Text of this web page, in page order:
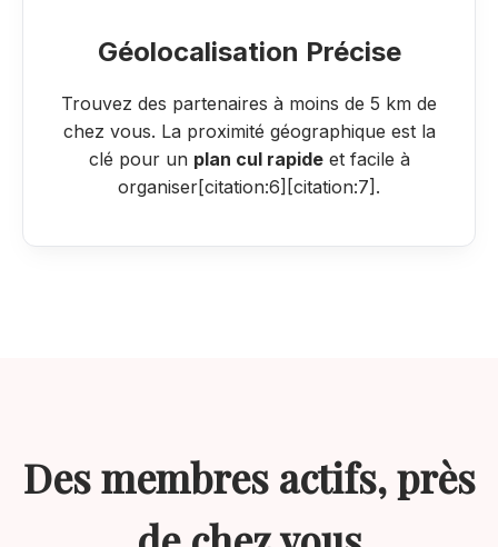
Géolocalisation Précise
Trouvez des partenaires à moins de 5 km de
chez vous. La proximité géographique est la
clé pour un plan cul rapideet facile à
organiser[citation:6][citation:7].
Des membres actifs, près